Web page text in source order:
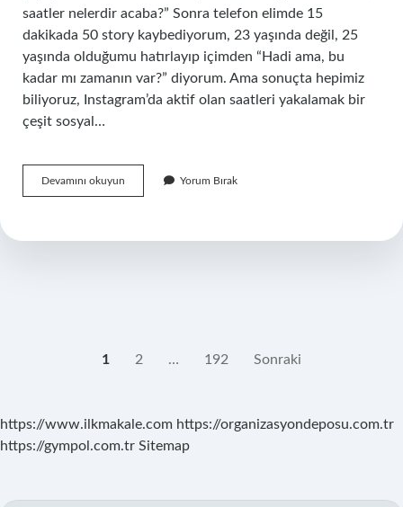
saatler nelerdir acaba?” Sonra telefon elimde 15
dakikada 50 story kaybediyorum, 23 yaşında değil, 25
yaşında olduğumu hatırlayıp içimden “Hadi ama, bu
kadar mı zamanın var?” diyorum. Ama sonuçta hepimiz
biliyoruz, Instagram’da aktif olan saatleri yakalamak bir
çeşit sosyal…
Devamını okuyun Instagram’da
en
nelerdir
Yorum Bırak
1 2 … 192 Sonraki
https://www.ilkmakale.com https://organizasyondeposu.com.tr
https://gympol.com.tr Sitemap